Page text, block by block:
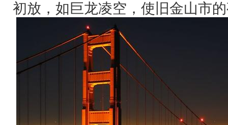
初放，如巨龙凌空，使旧金山市